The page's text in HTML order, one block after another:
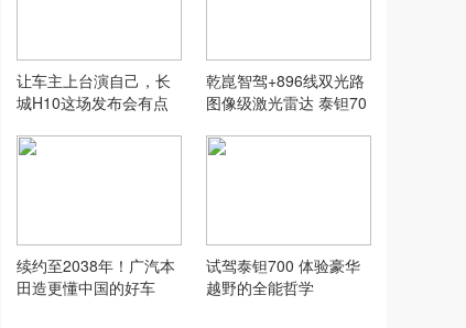
让车主上台演自己，长
城H10这场发布会有点
乾崑智驾+896线双光路
图像级激光雷达 泰钽70
续约至2038年！广汽本
田造更懂中国的好车
试驾泰钽700 体验豪华
越野的全能哲学